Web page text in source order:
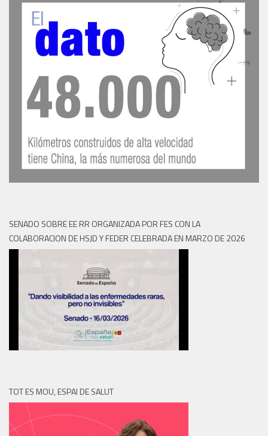
SENADO SOBRE EE RR ORGANIZADA POR FES CON LA
COLABORACION DE HSJD Y FEDER CELEBRADA EN MARZO DE 2026
TOT ES MOU, ESPAI DE SALUT